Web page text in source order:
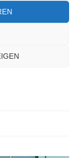
ohne
Unbedingt!
Toast,